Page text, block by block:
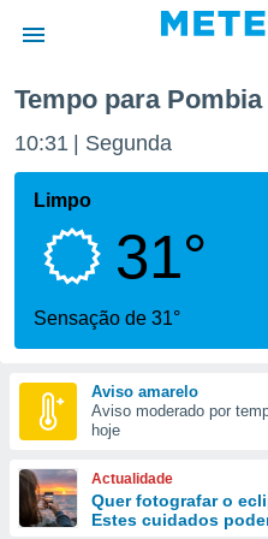
da
foi
fornecidas
a este
das
e
forma
digital
Tempo para
10:31 Segunda
Limpo
31°
Sensação de 31°
Aviso amarelo
Aviso moderado por
hoje
Actualidade
Quer fotografar o
Estes cuidados